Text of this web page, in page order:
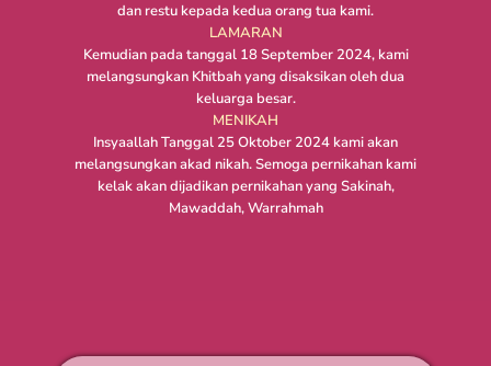
dan restu kepada kedua orang tua kami.
LAMARAN
Kemudian pada tanggal 18 September 2024, kami
melangsungkan Khitbah yang disaksikan oleh dua
keluarga besar.
MENIKAH
Insyaallah Tanggal 25 Oktober 2024 kami akan
melangsungkan akad nikah. Semoga pernikahan kami
kelak akan dijadikan pernikahan yang Sakinah,
Mawaddah, Warrahmah